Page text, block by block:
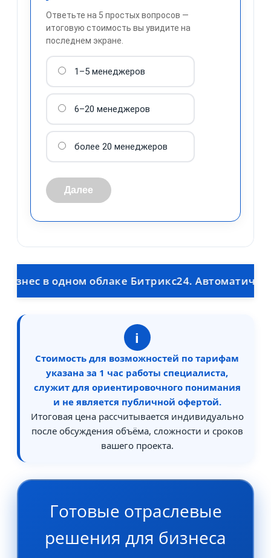
Ответьте на 5 простых вопросов —
итоговую стоимость вы увидите на
последнем экране.
1–5 менеджеров
6–20 менеджеров
более 20 менеджеров
Далее
обработку персональных
облаке Битрикс24.
i
Стоимость для возможностей по тарифам
указана за 1 час работы специалиста,
служит для ориентировочного понимания
и не является публичной офертой.
Итоговая цена рассчитывается индивидуально
после обсуждения объёма, сложности и сроков
вашего проекта.
Готовые отраслевые
решения для бизнеса